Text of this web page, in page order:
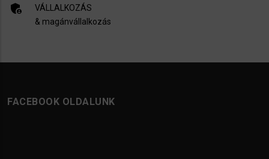
admin_panel_settings
VÁLLALKOZÁS
& magánvállalkozás
FACEBOOK OLDALUNK